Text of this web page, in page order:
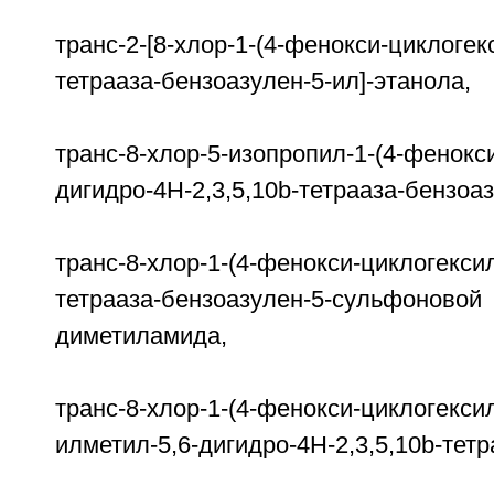
транс-2-[8-хлор-1-(4-фенокси-
тетрааза-бензоазулен-5-ил]-этанола,
транс-8-хлор-5-изопропил-1-(4-
дигидро-4H-2,3,5,10b-тетрааза-
транс-8-хлор-1-(4-фенокси-
тетрааза-бензоазулен-5-
диметиламида,
транс-8-хлор-1-(4-фенокси-
илметил-5,6-дигидро-4Н-2,3,5,10b-